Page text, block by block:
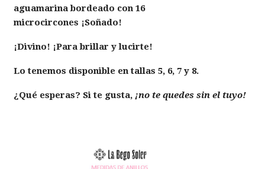
aguamarina bordeado con 16
microcircones ¡Soñado!
¡Divino! ¡Para brillar y lucirte!
Lo tenemos disponible en tallas 5, 6, 7 y 8.
¿Qué esperas? Si te gusta, ¡no te quedes sin el tuyo!